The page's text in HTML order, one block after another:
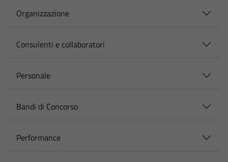
Organizzazione
Consulenti e collaboratori
Personale
Bandi di Concorso
Performance